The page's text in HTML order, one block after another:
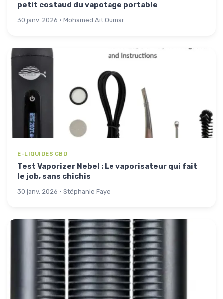
petit costaud du vapotage portable
30 janv. 2026 · Mohamed Ait Oumar
E-LIQUIDES CBD
Test Vaporizer Nebel : Le vaporisateur qui fait
le job, sans chichis
30 janv. 2026 · Stéphanie Faye